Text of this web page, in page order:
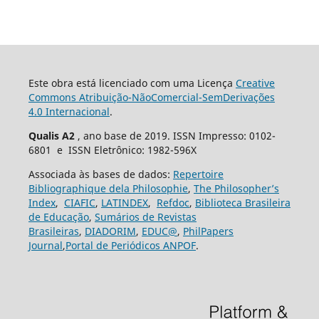
Este obra está licenciado com uma Licença Creative
Commons Atribuição-NãoComercial-SemDerivações
4.0 Internacional.
Qualis A2 , ano base de 2019. ISSN Impresso: 0102-
6801 e ISSN Eletrônico: 1982-596X
Associada às bases de dados: Repertoire
Bibliographique dela Philosophie, The Philosopher’s
Index, CIAFIC, LATINDEX, Refdoc, Biblioteca Brasileira
de Educação, Sumários de Revistas
Brasileiras, DIADORIM, EDUC@, PhilPapers
Journal,Portal de Periódicos ANPOF.